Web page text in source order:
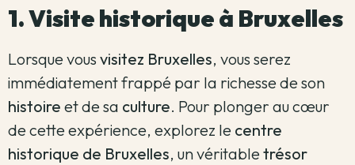
1. Visite historique à Bruxelles
Lorsque vous visitez Bruxelles, vous serez
immédiatement frappé par la richesse de son
histoire et de sa culture. Pour plonger au cœur
de cette expérience, explorez le centre
historique de Bruxelles, un véritabletrésor